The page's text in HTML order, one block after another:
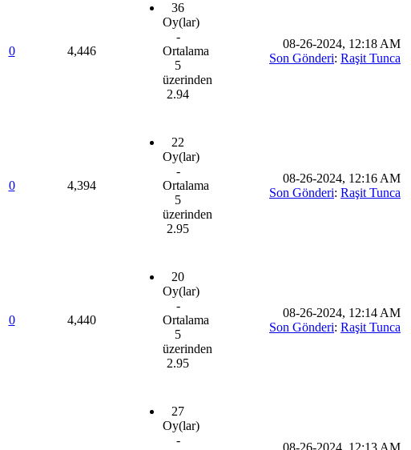
0 4,446
36
Oy(lar)
-
Ortalama
5
üzerinden
2.94
08-26-2024, 12:18 AM
Son Gönderi: Raşit Tunca
0 4,394
22
Oy(lar)
-
Ortalama
5
üzerinden
2.95
08-26-2024, 12:16 AM
Son Gönderi: Raşit Tunca
0 4,440
20
Oy(lar)
-
Ortalama
5
üzerinden
2.95
08-26-2024, 12:14 AM
Son Gönderi: Raşit Tunca
27
Oy(lar)
-